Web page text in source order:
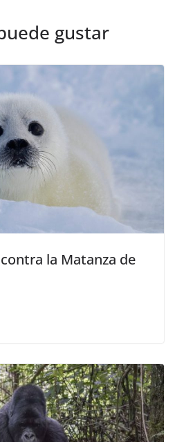
gustar
la Matanza de